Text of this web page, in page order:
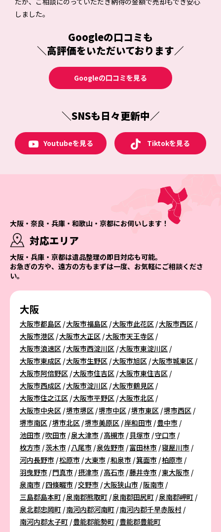
しました。
Googleの口コミも
＼高評価をいただいております／
Googleの口コミを見る
＼SNSも日々更新中／
Youtubeを見る Tiktokを見る
大阪・奈良・兵庫・和歌山・京都にお伺いします！
対応エリア
大阪・兵庫・京都は遺品整理の即日対応も可能。
お急ぎの方や、遠方の方もまずは一度、お気軽にご相談くださ
い。
大阪
大阪市都島区 大阪市福島区 大阪市此花区 大阪市西区
大阪市港区 大阪市大正区 大阪市天王寺区
大阪市浪速区 大阪市西淀川区 大阪市東淀川区
大阪市東成区 大阪市生野区 大阪市旭区 大阪市城東区
大阪市阿倍野区 大阪市住吉区 大阪市東住吉区
大阪市西成区 大阪市淀川区 大阪市鶴見区
大阪市住之江区 大阪市平野区 大阪市北区
大阪市中央区 堺市堺区 堺市中区 堺市東区 堺市西区
堺市南区 堺市北区 堺市美原区 岸和田市 豊中市
池田市 吹田市 泉大津市 高槻市 貝塚市 守口市
枚方市 茨木市 八尾市 泉佐野市 富田林市 寝屋川市
河内長野市 松原市 大東市 和泉市 箕面市 柏原市
羽曳野市 門真市 摂津市 高石市 藤井寺市 東大阪市
泉南市 四條畷市 交野市 大阪狭山市 阪南市
三島郡島本町 泉南郡熊取町 泉南郡田尻町 泉南郡岬町
泉北郡忠岡町 南河内郡河南町 南河内郡千早赤阪村
南河内郡太子町 豊能郡能勢町 豊能郡豊能町